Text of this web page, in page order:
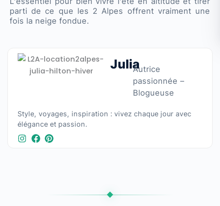
parti de ce que les 2 Alpes offrent vraiment une
fois la neige fondue.
JuliaAutrice
passionnée –
Blogueuse
Style, voyages, inspiration : vivez chaque jour avec
élégance et passion.​